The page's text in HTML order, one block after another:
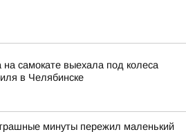
самокате выехала под колеса
в Челябинске
минуты пережил маленький